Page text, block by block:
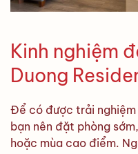
Kinh nghiệm
Duong
Để có được trải
bạn nên đặt phòng
hoặc mùa cao điểm.